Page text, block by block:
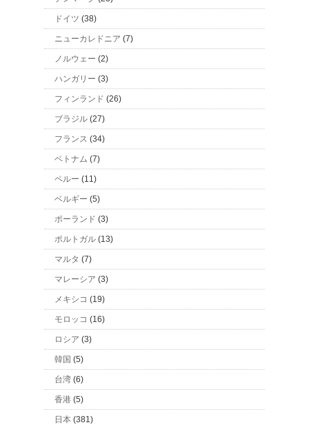
ドイツ (38)
ニューカレドニア (7)
ノルウェー (2)
ハンガリー (3)
フィンランド (26)
ブラジル (27)
フランス (34)
ベトナム (7)
ペルー (11)
ベルギー (5)
ポーランド (3)
ポルトガル (13)
マルタ (7)
マレーシア (3)
メキシコ (19)
モロッコ (16)
ロシア (3)
韓国 (5)
台湾 (6)
香港 (5)
日本 (381)